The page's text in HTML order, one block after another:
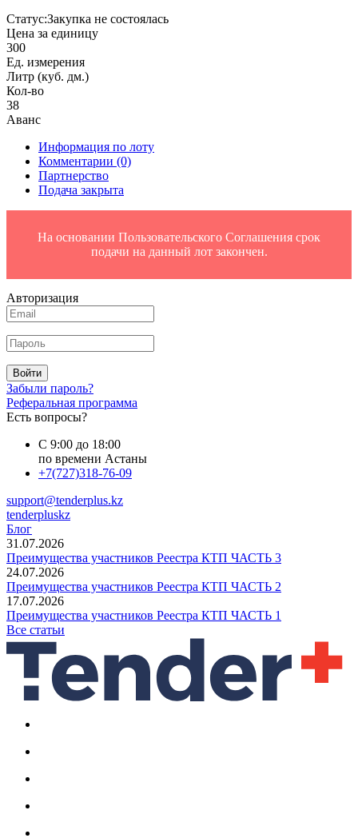
Статус:Закупка не состоялась
Цена за единицу
300
Ед. измерения
Литр (куб. дм.)
Кол-во
38
Аванс
Информация по лоту
Комментарии (0)
Партнерство
Подача закрыта
На основании Пользовательского Соглашения срок
подачи на данный лот закончен.
Авторизация
Войти
Забыли пароль?
Реферальная программа
Есть вопросы?
С 9:00 до 18:00
по времени Астаны
+7(727)318-76-09
support@tenderplus.kz
tenderpluskz
Блог
31.07.2026
Преимущества участников Реестра КТП ЧАСТЬ 3
24.07.2026
Преимущества участников Реестра КТП ЧАСТЬ 2
17.07.2026
Преимущества участников Реестра КТП ЧАСТЬ 1
Все статьи